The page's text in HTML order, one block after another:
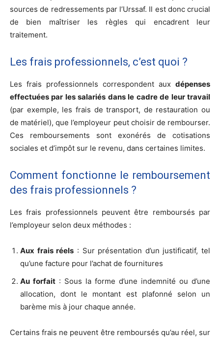
sources de redressements par l’Urssaf. Il est donc crucial
de bien maîtriser les règles qui encadrent leur
traitement.
Les frais professionnels, c’est quoi ?
Les frais professionnels correspondent aux dépenses
effectuées par les salariés dans le cadre de leur travail
(par exemple, les frais de transport, de restauration ou
de matériel), que l’employeur peut choisir de rembourser.
Ces remboursements sont exonérés de cotisations
sociales et d’impôt sur le revenu, dans certaines limites.
Comment fonctionne le remboursement
des frais professionnels ?
Les frais professionnels peuvent être remboursés par
l’employeur selon deux méthodes :
Aux frais réels : Sur présentation d’un justificatif, tel
qu’une facture pour l’achat de fournitures
Au forfait : Sous la forme d’une indemnité ou d’une
allocation, dont le montant est plafonné selon un
barème mis à jour chaque année.
Certains frais ne peuvent être remboursés qu’au réel, sur